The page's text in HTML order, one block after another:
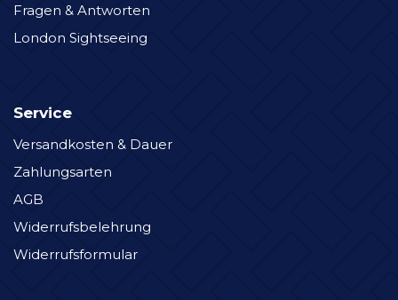
Fragen & Antworten
London Sightseeing
Service
Versandkosten & Dauer
Zahlungsarten
AGB
Widerrufsbelehrung
Widerrufsformular